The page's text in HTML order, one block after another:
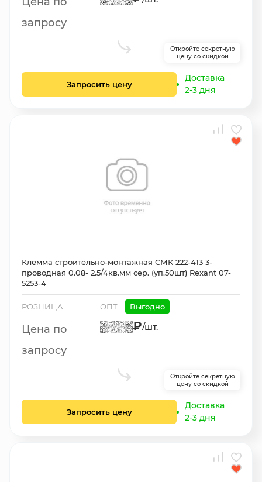
запросу
Откройте секретную
цену со скидкой
Запросить цену
Доставка
2-3 дня
Клемма строительно-монтажная СМК 222-413 3-
проводная 0.08- 2.5/4кв.мм сер. (уп.50шт) Rexant 07-
5253-4
РОЗНИЦА
Цена по
запросу
ОПТ Выгодно
₽/шт.
Откройте секретную
цену со скидкой
Запросить цену
Доставка
2-3 дня